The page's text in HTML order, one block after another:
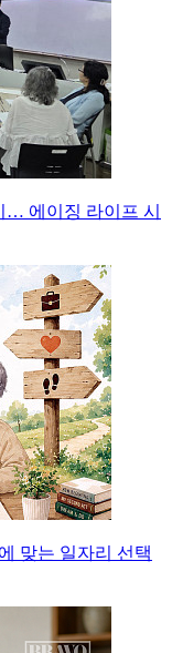
… 에이징 라이프 시
맞는 일자리 선택